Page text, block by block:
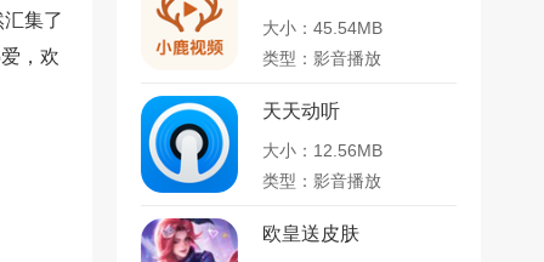
集了
，欢
大小：45.54MB
类型：影音播放
天天动听
大小：12.56MB
类型：影音播放
欧皇送皮肤